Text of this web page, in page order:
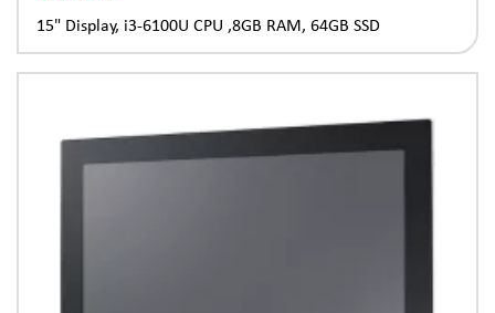
15" Display, i3-6100U CPU ,8GB RAM, 64GB SSD